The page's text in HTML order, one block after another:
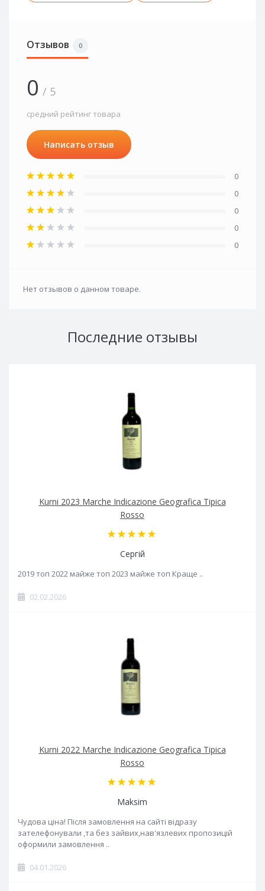
Отзывов 0
0 / 5
средний рейтинг товара
Написать отзыв
0
0
0
0
0
Нет отзывов о данном товаре.
Последние отзывы
Kurni 2023 Marche Indicazione Geografica Tipica
Rosso
Сергій
2019 топ 2022 майже топ 2023 майже топ Краще ..
02.02.2026
Kurni 2022 Marche Indicazione Geografica Tipica
Rosso
Maksim
Чудова ціна! Після замовлення на сайті відразу
зателефонували ,та без зайвих,нав'язлевих пропозицій
оформили замовлення ..
04.01.2026